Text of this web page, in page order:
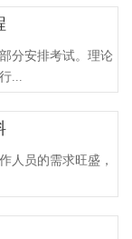
分安排考试。理论
...
人员的需求旺盛，